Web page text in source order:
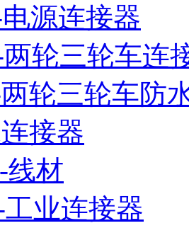
源连接器
两轮三轮车连
轮三轮车防
接器
线材
工业连接器